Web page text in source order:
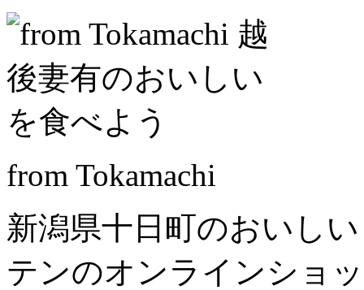
from Tokamachi
新潟県十日町のおいし
テンのオンラインショ